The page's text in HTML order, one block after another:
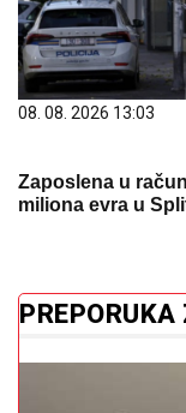
08. 08. 2026 13:03
Zaposlena u
miliona evra u